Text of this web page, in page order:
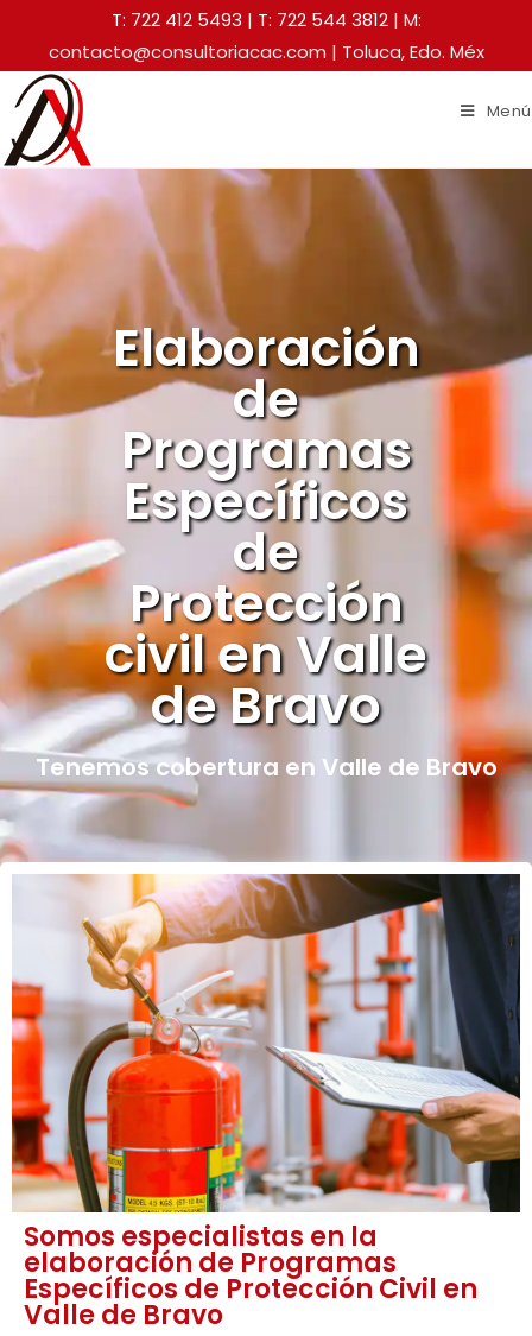
T: 722 412 5493 | T: 722 544 3812| M:
contacto@consultoriacac.com | Toluca, Edo. Méx
Menú
Elaboración
de
Programas
Específicos
de
Protección
civil en Valle
de Bravo
Tenemos cobertura en Valle de Bravo
Somos especialistas en la
elaboración de Programas
Específicos de Protección Civil en
Valle de Bravo